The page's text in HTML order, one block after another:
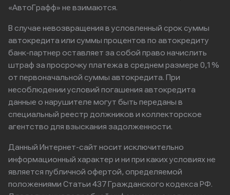
«АвтоГрафф» не взимаются.
В случае невозвращения в условленный срок суммы
автокредита или суммы процентов по автокредиту
банк-партнер оставляет за собой право начислить
штраф за просрочку платежа в среднем размере 0,1%
от первоначальной суммы автокредита. При
несоблюдении условий погашения автокредита
данные о нарушителе могут быть переданы в
специальный реестр должников и коллекторское
агентство для взыскания задолженности.
Данный Интернет-сайт носит исключительно
информационный характер и ни при каких условиях не
является публичной офертой, определяемой
положениями Статьи 437 Гражданского кодекса РФ.